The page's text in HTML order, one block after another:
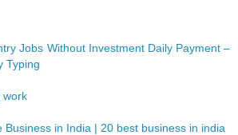
Jobs Without Investment Daily Payment –
Typing
work
Business in India | 20 best business in india